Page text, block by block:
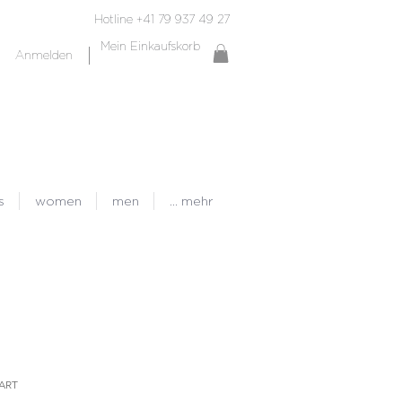
Hotline +41 79 937 49 27
Mein Einkaufskorb
Anmelden
women men ... mehr